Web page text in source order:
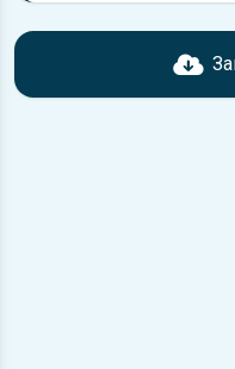
Перед завантаженням
Mitsubishi Space Wagon,